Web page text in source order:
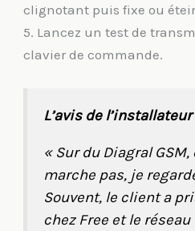
clignotant puis fixe ou
5. Lancez un test de
clavier de commande.
L’avis de
« Sur du Diagral
marche pas, je
Souvent, le client a
chez Free et le